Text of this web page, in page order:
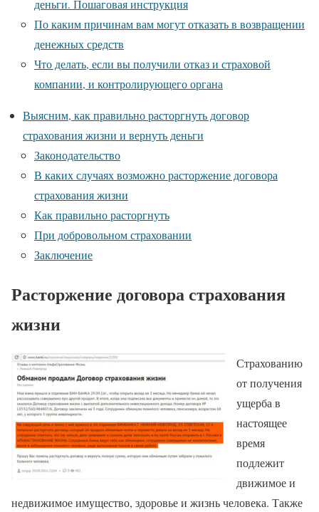
деньги. Пошаговая инструкция
По каким причинам вам могут отказать в возвращении
денежных средств
Что делать, если вы получили отказ и страховой
компании, и контролирующего органа
Выясним, как правильно расторгнуть договор
страхования жизни и вернуть деньги
Законодательство
В каких случаях возможно расторжение договора
страхования жизни
Как правильно расторгнуть
При добровольном страховании
Заключение
Расторжение договора страхования
жизни
Страхованию
от получения
ущерба в
настоящее
время
подлежит
движимое и
недвижимое имущество, здоровье и жизнь человека. Также